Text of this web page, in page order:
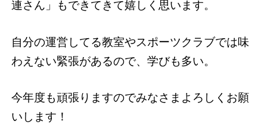
連さん」もできてきて嬉しく思います。
自分の運営してる教室やスポーツクラブでは味
わえない緊張があるので、学びも多い。
今年度も頑張りますのでみなさまよろしくお願
いします！